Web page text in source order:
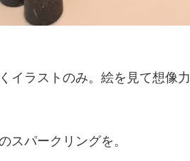
イラストのみ。絵を見て想像力
スパークリングを。